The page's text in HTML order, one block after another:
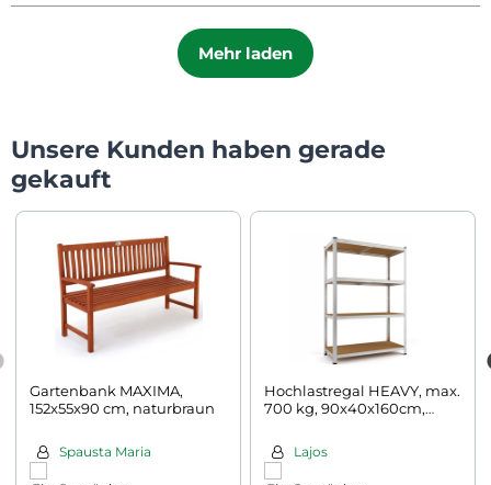
Mehr laden
Unsere Kunden haben gerade
gekauft
Gartenbank MAXIMA,
152x55x90 cm, naturbraun
Spausta Maria
Hochlastregal HEAVY, max.
700 kg, 90x40x160cm,
Lajos